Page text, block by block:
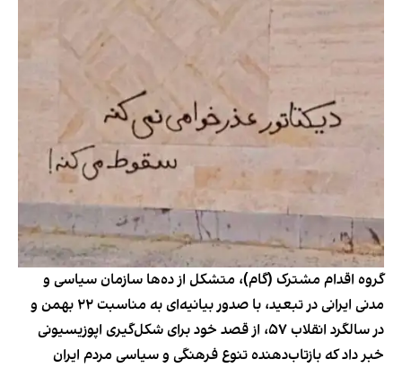
گروه اقدام مشترک (گام)، متشکل از ده‌ها سازمان سیاسی و
مدنی ایرانی در تبعید، با صدور بیانیه‌ای به مناسبت ۲۲ بهمن و
در سالگرد انقلاب ۵۷، از قصد خود برای شکل‌گیری اپوزیسیونی
خبر داد که بازتاب‌دهنده تنوع فرهنگی و سیاسی مردم ایران